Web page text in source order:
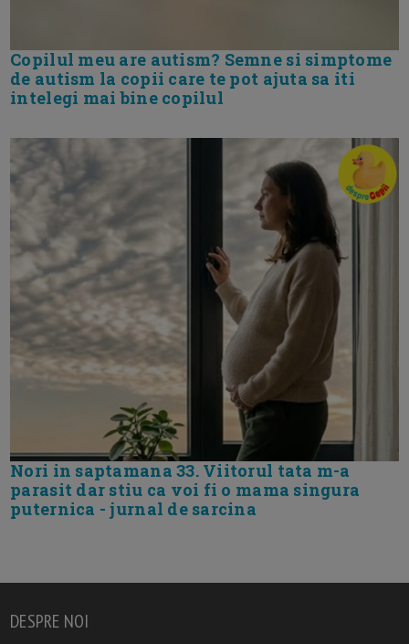
Copilul meu are autism? Semne si simptome
de autism la copii care te pot ajuta sa iti
intelegi mai bine copilul
Nori in saptamana 33. Viitorul tata m-a
parasit dar stiu ca voi fi o mama singura
puternica - jurnal de sarcina
DESPRE NOI